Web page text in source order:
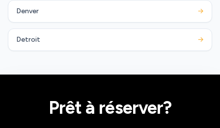
Denver →
Detroit →
Prêt à réserver?